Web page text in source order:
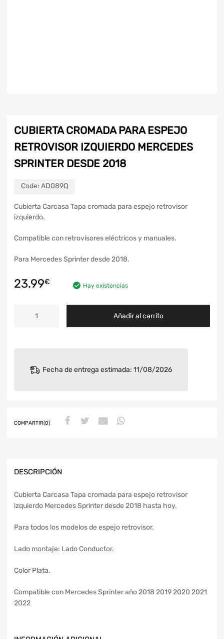
CUBIERTA CROMADA PARA ESPEJO
RETROVISOR IZQUIERDO MERCEDES
SPRINTER DESDE 2018
Code: AD089Q
Cubierta Carcasa Tapa cromada para espejo retrovisor
izquierdo.
Compatible con retrovisores eléctricos y manuales.
Para Mercedes Sprinter desde 2018.
23.99€ Hay existencias
Añadir al carrito
Fecha de entrega estimada: 11/08/2026
COMPARTIR(0)
DESCRIPCIÓN
Cubierta Carcasa Tapa cromada para espejo retrovisor
izquierdo Mercedes Sprinter desde 2018 hasta hoy.
Para todos los modelos de espejo retrovisor.
Lado montaje: Lado Conductor.
Color Plata.
Compatible con Mercedes Sprinter año 2018 2019 2020 2021
2022